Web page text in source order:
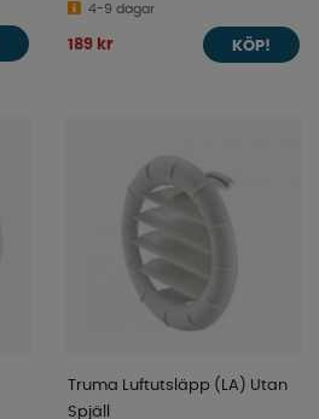
4-9 dagar
189 kr KÖP!
Truma Luftutsläpp (LA) Utan
Spjäll